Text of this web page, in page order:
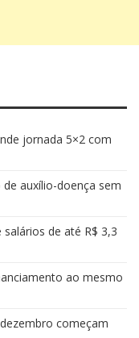
jornada 5×2 com
auxílio-doença sem
de até R$ 3,3
ao mesmo
começam